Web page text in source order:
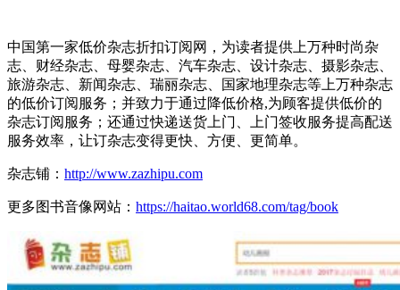
中国第一家低价杂志折扣订阅网，为读者提供上万种时尚杂
志、财经杂志、母婴杂志、汽车杂志、设计杂志、摄影杂志、
旅游杂志、新闻杂志、瑞丽杂志、国家地理杂志等上万种杂志
的低价订阅服务；并致力于通过降低价格,为顾客提供低价的
杂志订阅服务；还通过快递送货上门、上门签收服务提高配送
服务效率，让订杂志变得更快、方便、更简单。
杂志铺： http://www.zazhipu.com
更多图书音像网站： https://haitao.world68.com/tag/book